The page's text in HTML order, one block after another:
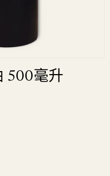
500毫升